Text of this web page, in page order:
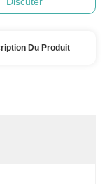
Du Produit